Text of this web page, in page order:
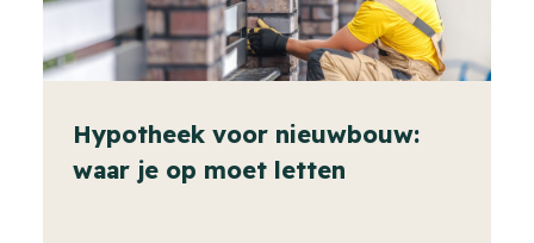
Hypotheek voor nieuwbouw:
waar je op moet letten